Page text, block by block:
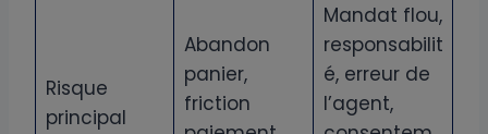
Risque
principal
Abandon
panier,
friction
Mandat flou,
responsabilit
é, erreur de
l’agent,